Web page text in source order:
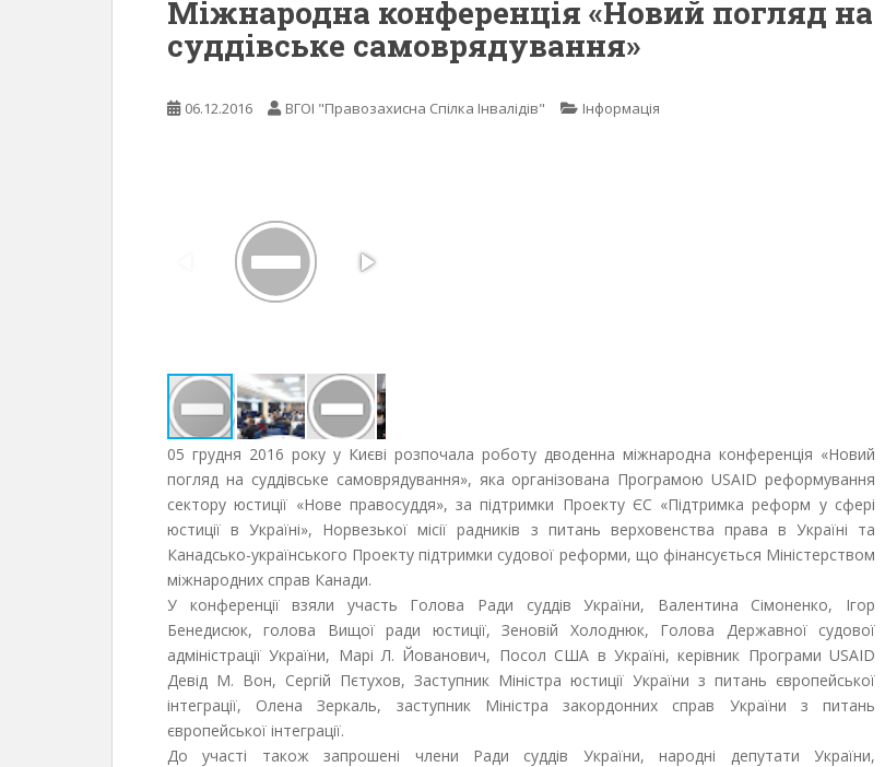
Міжнародна конференція «Новий погляд на
суддівське самоврядування»
06.12.2016 ВГОІ "Правозахисна Спілка Інвалідів" Інформація
05 грудня 2016 року у Києві розпочала роботу дводенна міжнародна конференція «Новий
погляд на суддівське самоврядування», яка організована Програмою USAID реформування
сектору юстиції «Нове правосуддя», за підтримки Проекту ЄС «Підтримка реформ у сфері
юстиції в Україні», Норвезької місії радників з питань верховенства права в Україні та
Канадсько-українського Проекту підтримки судової реформи, що фінансується Міністерством
міжнародних справ Канади.
У конференції взяли участь Голова Ради суддів України, Валентина Сімоненко, Ігор
Бенедисюк, голова Вищої ради юстиції, Зеновій Холоднюк, Голова Державної судової
адміністрації України, Марі Л. Йованович, Посол США в Україні, керівник Програми USAID
Девід М. Вон, Сергій Пєтухов, Заступник Міністра юстиції України з питань європейської
інтеграції, Олена Зеркаль, заступник Міністра закордонних справ України з питань
європейської інтеграції.
До участі також запрошені члени Ради суддів України, народні депутати України,